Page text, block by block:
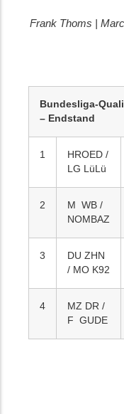
Frank Thoms |
Bundesliga-
– Endstand
1
HROED /
LG LüLü
2
M WB /
NOMBAZ
3
DU ZHN
/ MO K92
4
MZ DR /
F GUDE